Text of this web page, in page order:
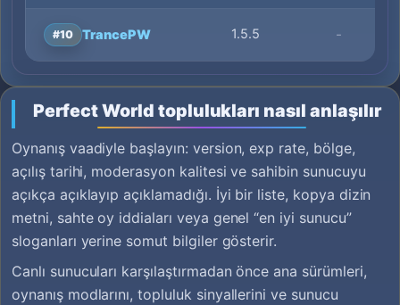
#10 TrancePW 1.5.5 -
Perfect World toplulukları nasıl anlaşılır
Oynanış vaadiyle başlayın: version, exp rate, bölge,
açılış tarihi, moderasyon kalitesi ve sahibin sunucuyu
açıkça açıklayıp açıklamadığı. İyi bir liste, kopya dizin
metni, sahte oy iddiaları veya genel “en iyi sunucu”
sloganları yerine somut bilgiler gösterir.
Canlı sunucuları karşılaştırmadan önce ana sürümleri,
oynanış modlarını, topluluk sinyallerini ve sunucu